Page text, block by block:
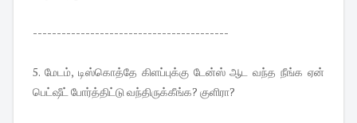
-----------------------------------------
5. மேடம், டிஸ்கொத்தே கிளப்புக்கு டேன்ஸ் ஆட வந்த நீங்க ஏன்
பெட்ஷீட் போர்த்திட்டு வந்திருக்கீங்க? குளிரா?